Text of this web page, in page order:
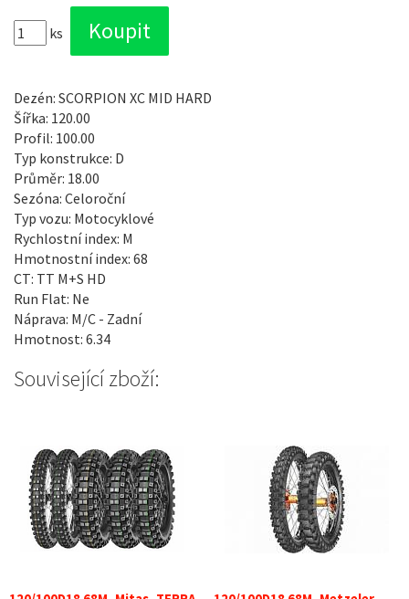
ks
Dezén: SCORPION XC MID HARD
Šířka: 120.00
Profil: 100.00
Typ konstrukce: D
Průměr: 18.00
Sezóna: Celoroční
Typ vozu: Motocyklové
Rychlostní index: M
Hmotnostní index: 68
CT: TT M+S HD
Run Flat: Ne
Náprava: M/C - Zadní
Hmotnost: 6.34
Související zboží: